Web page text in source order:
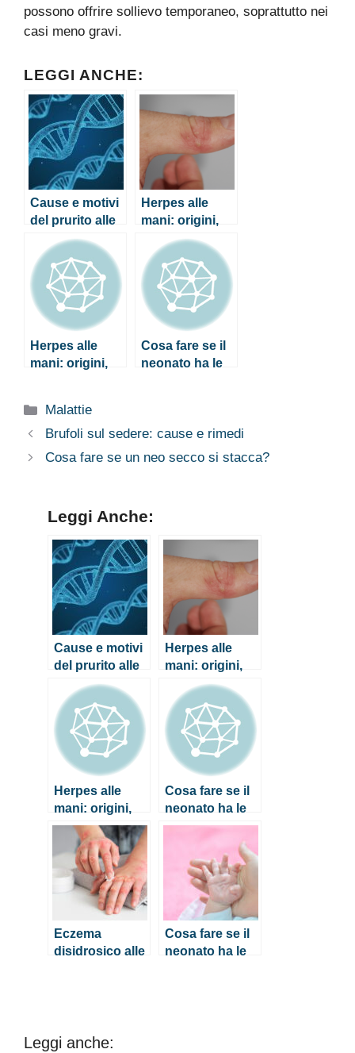
possono offrire sollievo temporaneo, soprattutto nei
casi meno gravi.
LEGGI ANCHE:
Cause e motivi
del prurito alle
gambe
Herpes alle
mani: origini,
sintomi e cura
Herpes alle
mani: origini,
Cosa fare se il
neonato ha le
Categorie
Malattie
Brufoli sul sedere: cause e rimedi
Cosa fare se un neo secco si stacca?
Leggi Anche:
Cause e motivi
del prurito alle
gambe
Herpes alle
mani: origini,
sintomi e cura
Herpes alle
mani: origini,
sintomi e cura
Cosa fare se il
neonato ha le
mani fredde
Eczema
disidrosico alle
Cosa fare se il
neonato ha le
Leggi anche: